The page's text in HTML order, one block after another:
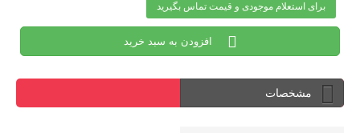
برای استعلام موجودی و قیمت تماس بگیرید
افزودن به سبد خرید
مشخصات